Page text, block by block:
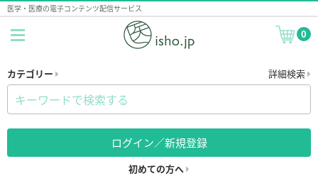
医学・医療の電子コンテンツ配信サービス
0
カテゴリー 詳細検索
ログイン／新規登録
初めての方へ